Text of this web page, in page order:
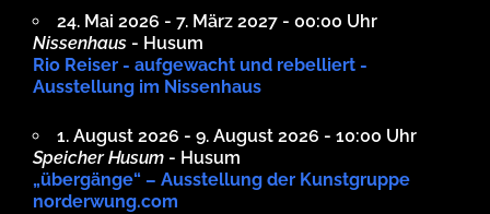
24. Mai 2026 - 7. März 2027 - 00:00 Uhr
Nissenhaus - Husum
Rio Reiser - aufgewacht und rebelliert -
Ausstellung im Nissenhaus
1. August 2026 - 9. August 2026 - 10:00 Uhr
Speicher Husum - Husum
„übergänge“ – Ausstellung der Kunstgruppe
norderwung.com